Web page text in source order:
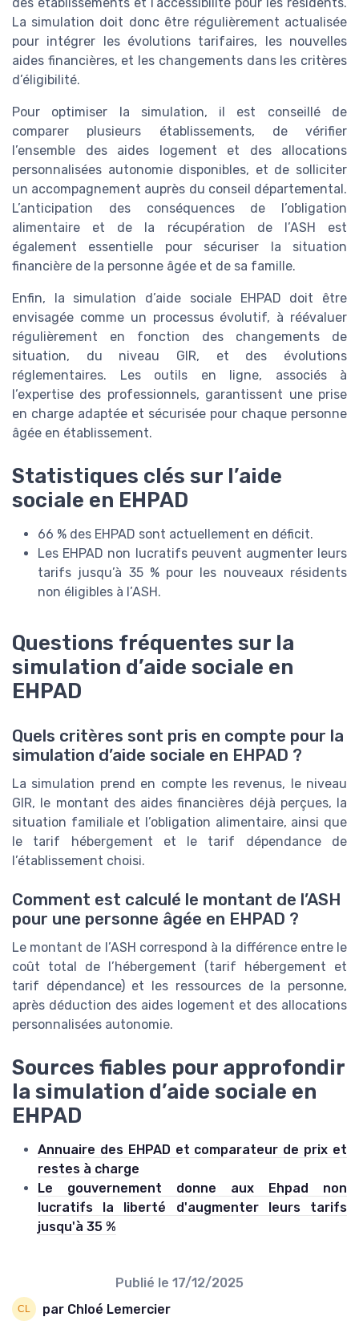
La simulation doit donc être régulièrement actualisée
pour intégrer les évolutions tarifaires, les nouvelles
aides financières, et les changements dans les critères
d’éligibilité.
Pour optimiser la simulation, il est conseillé de
comparer plusieurs établissements, de vérifier
l’ensemble des aides logement et des allocations
personnalisées autonomie disponibles, et de solliciter
un accompagnement auprès du conseil départemental.
L’anticipation des conséquences de l’obligation
alimentaire et de la récupération de l’ASH est
également essentielle pour sécuriser la situation
financière de la personne âgée et de sa famille.
Enfin, la simulation d’aide sociale EHPAD doit être
envisagée comme un processus évolutif, à réévaluer
régulièrement en fonction des changements de
situation, du niveau GIR, et des évolutions
réglementaires. Les outils en ligne, associés à
l’expertise des professionnels, garantissent une prise
en charge adaptée et sécurisée pour chaque personne
âgée en établissement.
Statistiques clés sur l’aide
sociale en EHPAD
66 % des EHPAD sont actuellement en déficit.
Les EHPAD non lucratifs peuvent augmenter leurs
tarifs jusqu’à 35 % pour les nouveaux résidents
non éligibles à l’ASH.
Questions fréquentes sur la
simulation d’aide sociale en
EHPAD
Quels critères sont pris en compte pour la
simulation d’aide sociale en EHPAD ?
La simulation prend en compte les revenus, le niveau
GIR, le montant des aides financières déjà perçues, la
situation familiale et l’obligation alimentaire, ainsi que
le tarif hébergement et le tarif dépendance de
l’établissement choisi.
Comment est calculé le montant de l’ASH
pour une personne âgée en EHPAD ?
Le montant de l’ASH correspond à la différence entre le
coût total de l’hébergement (tarif hébergement et
tarif dépendance) et les ressources de la personne,
après déduction des aides logement et des allocations
personnalisées autonomie.
Sources fiables pour approfondir
la simulation d’aide sociale en
EHPAD
Annuaire des EHPAD et comparateur de prix et
restes à charge
Le gouvernement donne aux Ehpad non
lucratifs la liberté d'augmenter leurs tarifs
jusqu'à 35 %
Publié le 17/12/2025
par Chloé Lemercier